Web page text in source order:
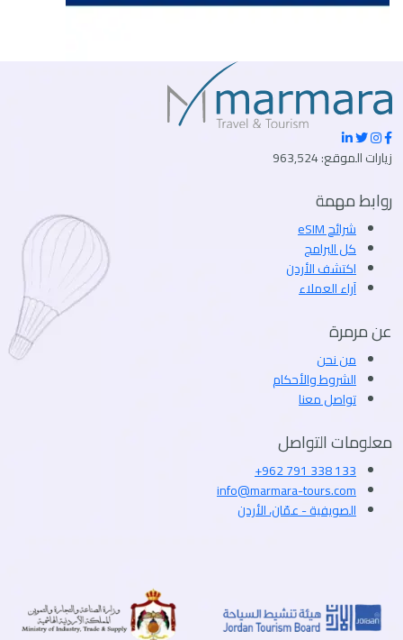
زيارات الموقع: 963,524
روابط مهمة
شرائح eSIM
كل البرامج
اكتشف الأردن
آراء العملاء
عن مرمرة
من نحن
الشروط والأحكام
تواصل معنا
معلومات التواصل
+962 791 338 133
info@marmara-tours.com
الصويفية - عمّان، الأردن